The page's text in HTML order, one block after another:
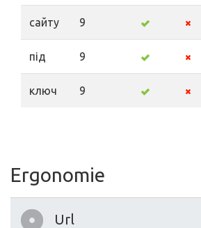
сайту 9
під 9
ключ 9
Ergonomie
Url